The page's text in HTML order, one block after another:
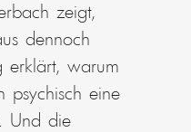
zeigt,
dennoch
erklärt, warum
psychisch eine
Und die